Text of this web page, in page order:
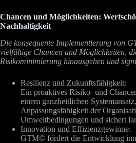
Chancen und Möglichkeiten:
Nachhaltigkeit
Die konsequente Implementierung von
vielfältige Chancen und Möglichkeiten,
Risikominimierung hinausgehen und
Resilienz und Zukunftsfähigkeit:
Ein proaktives Risiko- und
einem ganzheitlichen
Anpassungsfähigkeit der
Umweltbedingungen und sichert
Innovation und Effizienzgewinne:
GTM© fördert die Entwicklung